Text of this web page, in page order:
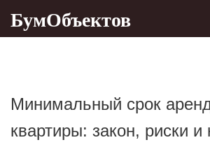
БумОбъектов
Минимальный срок
квартиры: закон, риски и